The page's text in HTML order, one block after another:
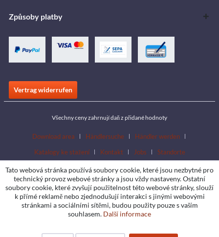
Způsoby platby
Vertrag widerrufen
Všechny ceny zahrnují daň z přidané hodnoty
Download area Händlersuche
Händler werden
Katalogy ke stažení
Kontakt Jobs Standorte
Tato webová stránka používá soubory cookie, které jsou nezbytné pro
technický provoz webové stránky a jsou vždy nastaveny. Ostatní
soubory cookie, které zvyšují použitelnost této webové stránky, slouží
k přímé reklamě nebo zjednodušují interakci s jinými webovými
stránkami a sociálními sítěmi, budou použity pouze s vaším
souhlasem. Další informace